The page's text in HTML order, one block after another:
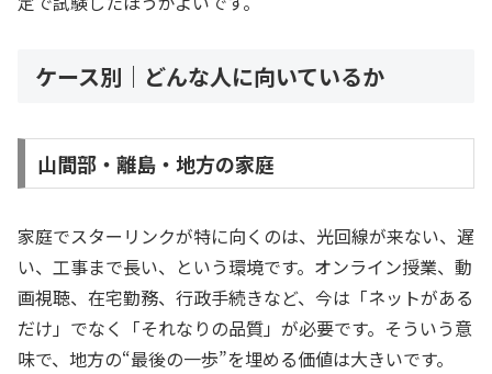
ケース別｜どんな人に向いているか
山間部・離島・地方の家庭
家庭でスターリンクが特に向くのは、光回線が来ない、遅
い、工事まで長い、という環境です。オンライン授業、動
画視聴、在宅勤務、行政手続きなど、今は「ネットがある
だけ」でなく「それなりの品質」が必要です。そういう意
味で、地方の“最後の一歩”を埋める価値は大きいです。